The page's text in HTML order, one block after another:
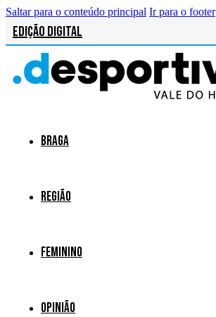
Saltar para o conteúdo principal Ir para o footer
Edição Digital
Braga
Região
Feminino
Opinião